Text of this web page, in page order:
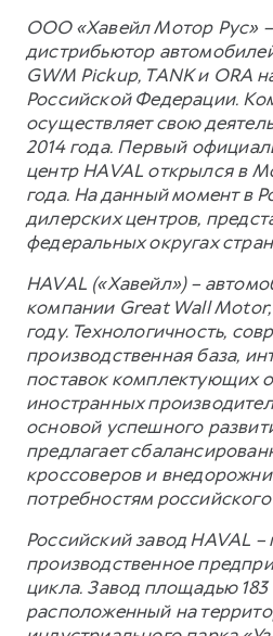
ООО «Хавейл Мотор Рус»
дистрибьютор
GWM Pickup, TANK и ORA
Российской Федерации.
осуществляет свою
2014 года. Первый
центр HAVAL открылся в
года. На данный момент в
дилерских центров,
федеральных округах
HAVAL («Хавейл») –
компании Great Wall
году. Технологичность,
производственная база,
поставок комплектующих
иностранных
основой успешного
предлагает
кроссоверов и
потребностям
Российский завод HAVAL
производственное
цикла. Завод площадью 183
расположенный на